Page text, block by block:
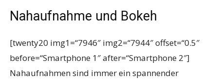
Nahaufnahme und Bokeh
[twenty20 img1=“7946″ img2=“7944″ offset=“0.5″
before=“Smartphone 1″ after=“Smartphone 2″]
Nahaufnahmen sind immer ein spannender